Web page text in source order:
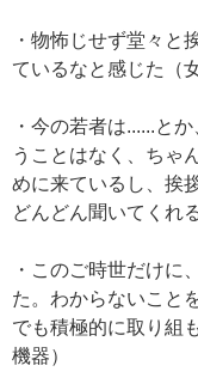
・物怖じせず堂々と
ているなと感じた（
・今の若者は......と
うことはなく、ちゃ
めに来ているし、挨
どんどん聞いてくれ
・このご時世だけに
た。わからないこと
でも積極的に取り組
機器）